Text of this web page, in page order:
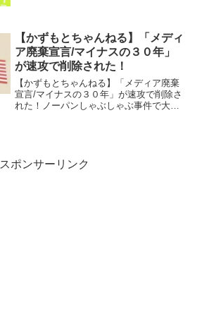
債務残...
【かずもとちゃんねる】「メディ
ア廃棄宣言/マイナスの３０年」
が速攻で削除された！
【かずもとちゃんねる】「メディア廃棄
宣言/マイナスの３０年」が速攻で削除さ
れた！ノーパンしゃぶしゃぶ事件で大蔵
スポンサーリンク